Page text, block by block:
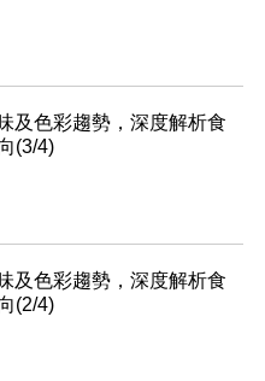
及色彩趨勢，深度解析食
(3/4)
及色彩趨勢，深度解析食
(2/4)